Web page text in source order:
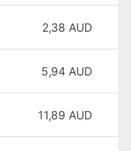
2,38 AUD
5,94 AUD
11,89 AUD